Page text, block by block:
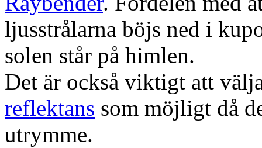
ljusstrålarna böjs ned i
solen står på himlen.
Det är också viktigt att
reflektans som möjligt då
utrymme.